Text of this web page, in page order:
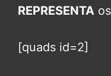
REPRESENTA
[quads id=2]